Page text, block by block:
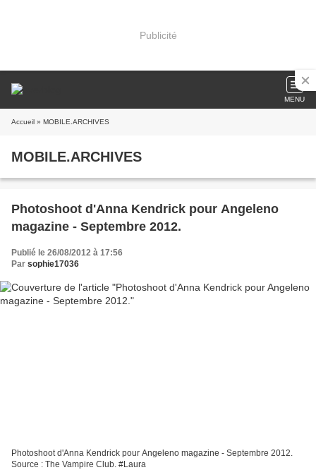
Publicité
MENU
Accueil » MOBILE.ARCHIVES
MOBILE.ARCHIVES
Photoshoot d'Anna Kendrick pour Angeleno
magazine - Septembre 2012.
Publié le 26/08/2012 à 17:56
Par sophie17036
Photoshoot d'Anna Kendrick pour Angeleno magazine - Septembre 2012.
Source : The Vampire Club. #Laura